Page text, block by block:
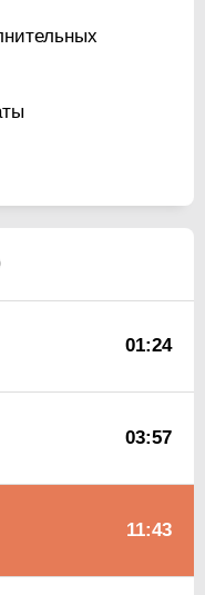
01:24
03:57
11:43